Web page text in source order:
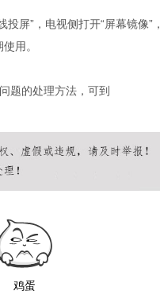
投屏” ，电视侧打开“屏幕镜像” ，
用。
题的处理方法，可到
鸡蛋